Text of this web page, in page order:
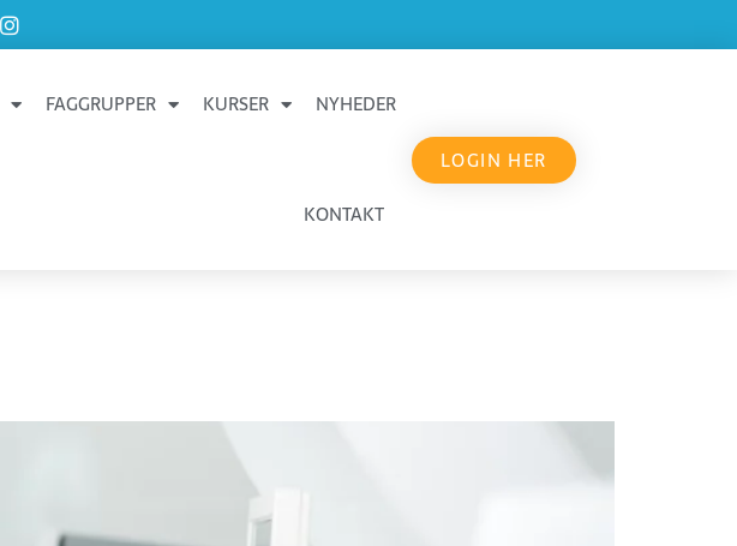
FAGGRUPPER KURSER NYHEDER
KONTAKT
LOGIN HER